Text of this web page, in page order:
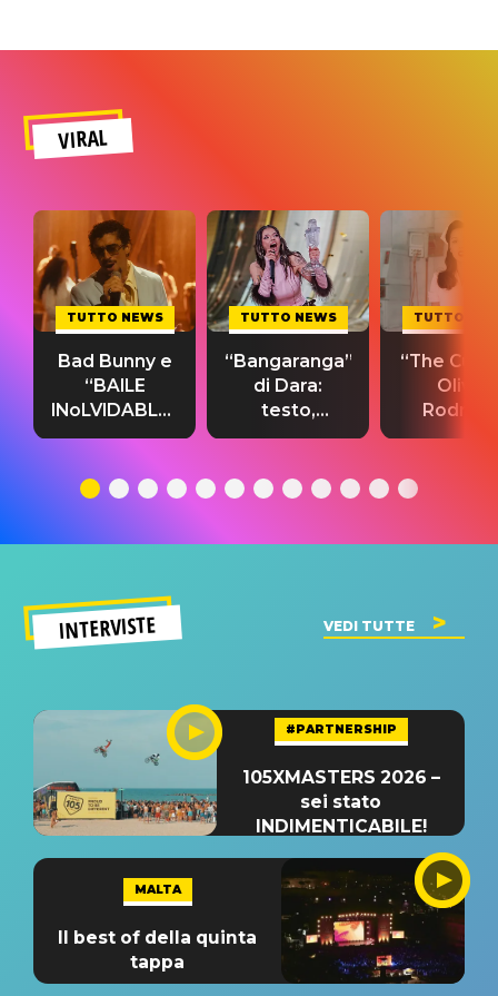
VIRAL
TUTTO NEWS
Bad Bunny e
“BAILE
INoLVIDABLE”:
testo,
significato
TUTTO NEWS
“Bangaranga”
di Dara:
testo,
traduzione e
del singolo
TUTTO
“The
Olivia
testo,
INTERVISTE VEDI TUTTE
#PARTNERSHIP
105XMASTERS 2026 –
sei stato
INDIMENTICABILE!
MALTA
Il best of della quinta
tappa